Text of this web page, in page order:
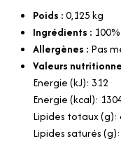
Poids :0,125kg
Ingrédients :
Allergènes : Pas
Valeurs
Energie (kJ): 312
Energie (kcal):
Lipides totaux (g):
Lipides saturés